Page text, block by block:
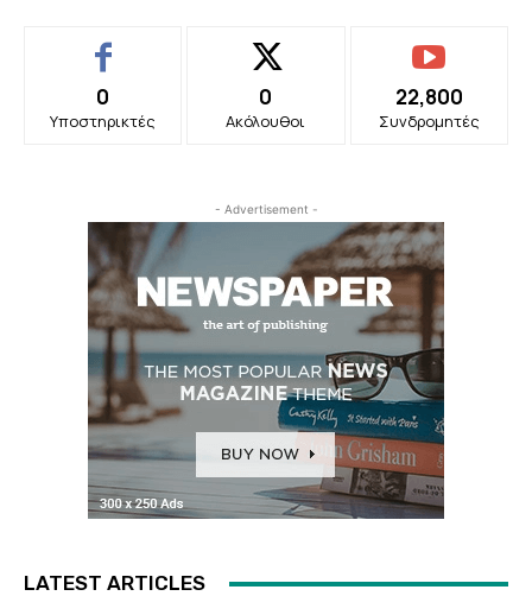
0
Υποστηρικτές
0
Ακόλουθοι
22,800
Συνδρομητές
- Advertisement -
LATEST ARTICLES